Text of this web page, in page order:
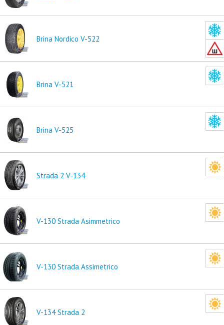
Brina Nordico V-522
Brina V-521
Brina V-525
Strada 2 V-134
V-130 Strada Asimmetrico
V-130 Strada Assimetrico
V-134 Strada 2